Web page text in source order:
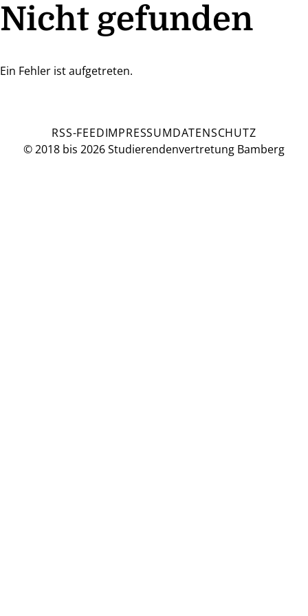
Nicht gefunden
Ein Fehler ist aufgetreten.
© 2018 bis 2026 Studierendenvertretung Bamberg
RSS-FEEDIMPRESSUMDATENSCHUTZ